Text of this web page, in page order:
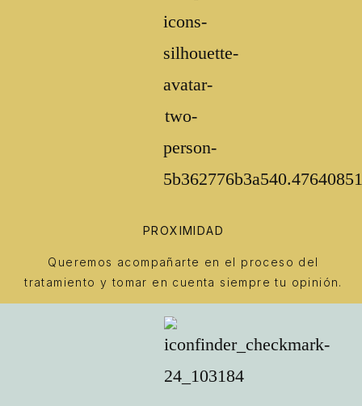
PROXIMIDAD
Queremos acompañarte en el proceso del
tratamiento y tomar en cuenta siempre tu opinión.